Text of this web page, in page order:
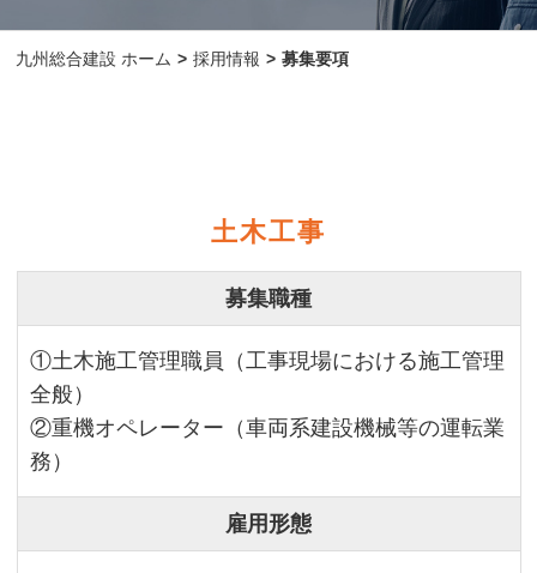
九州総合建設 ホーム 採用情報 募集要項
土木工事
募集職種
①土木施工管理職員（工事現場における施工管理
全般）
②重機オペレーター（車両系建設機械等の運転業
務）
雇用形態